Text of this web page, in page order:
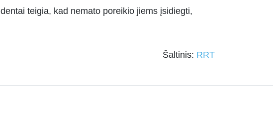
teigia, kad nemato poreikio jiems įsidiegti,
Šaltinis: RRT